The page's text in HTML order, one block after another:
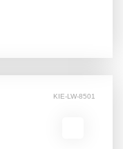
KIE-LW-8501